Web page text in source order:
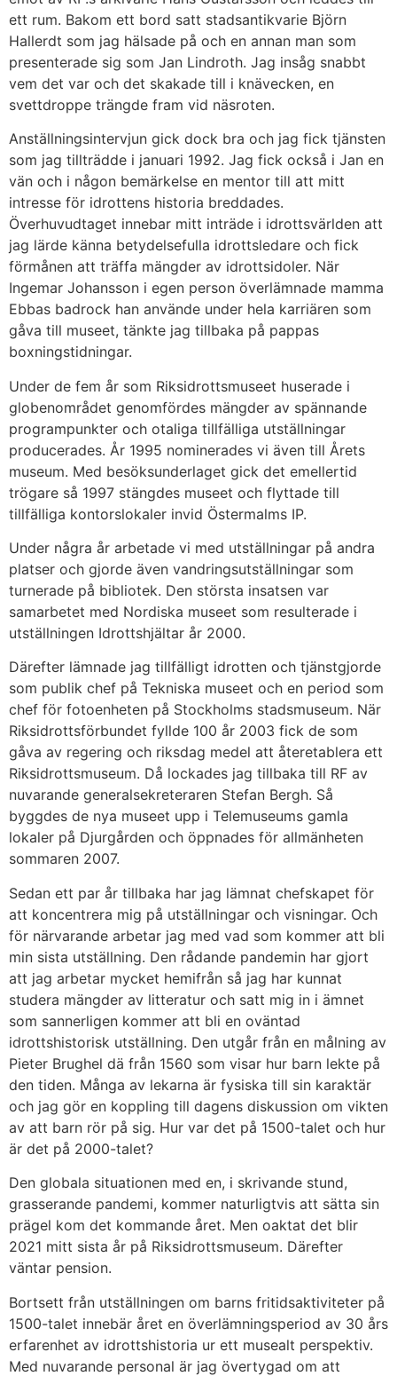
ett rum. Bakom ett bord satt stadsantikvarie Björn
Hallerdt som jag hälsade på och en annan man som
presenterade sig som Jan Lindroth. Jag insåg snabbt
vem det var och det skakade till i knävecken, en
svettdroppe trängde fram vid näsroten.
Anställningsintervjun gick dock bra och jag fick tjänsten
som jag tillträdde i januari 1992. Jag fick också i Jan en
vän och i någon bemärkelse en mentor till att mitt
intresse för idrottens historia breddades.
Överhuvudtaget innebar mitt inträde i idrottsvärlden att
jag lärde känna betydelsefulla idrottsledare och fick
förmånen att träffa mängder av idrottsidoler. När
Ingemar Johansson i egen person överlämnade mamma
Ebbas badrock han använde under hela karriären som
gåva till museet, tänkte jag tillbaka på pappas
boxningstidningar.
Under de fem år som Riksidrottsmuseet huserade i
globenområdet genomfördes mängder av spännande
programpunkter och otaliga tillfälliga utställningar
producerades. År 1995 nominerades vi även till Årets
museum. Med besöksunderlaget gick det emellertid
trögare så 1997 stängdes museet och flyttade till
tillfälliga kontorslokaler invid Östermalms IP.
Under några år arbetade vi med utställningar på andra
platser och gjorde även vandringsutställningar som
turnerade på bibliotek. Den största insatsen var
samarbetet med Nordiska museet som resulterade i
utställningen Idrottshjältar år 2000.
Därefter lämnade jag tillfälligt idrotten och tjänstgjorde
som publik chef på Tekniska museet och en period som
chef för fotoenheten på Stockholms stadsmuseum. När
Riksidrottsförbundet fyllde 100 år 2003 fick de som
gåva av regering och riksdag medel att återetablera ett
Riksidrottsmuseum. Då lockades jag tillbaka till RF av
nuvarande generalsekreteraren Stefan Bergh. Så
byggdes de nya museet upp i Telemuseums gamla
lokaler på Djurgården och öppnades för allmänheten
sommaren 2007.
Sedan ett par år tillbaka har jag lämnat chefskapet för
att koncentrera mig på utställningar och visningar. Och
för närvarande arbetar jag med vad som kommer att bli
min sista utställning. Den rådande pandemin har gjort
att jag arbetar mycket hemifrån så jag har kunnat
studera mängder av litteratur och satt mig in i ämnet
som sannerligen kommer att bli en oväntad
idrottshistorisk utställning. Den utgår från en målning av
Pieter Brughel dä från 1560 som visar hur barn lekte på
den tiden. Många av lekarna är fysiska till sin karaktär
och jag gör en koppling till dagens diskussion om vikten
av att barn rör på sig. Hur var det på 1500-talet och hur
är det på 2000-talet?
Den globala situationen med en, i skrivande stund,
grasserande pandemi, kommer naturligtvis att sätta sin
prägel kom det kommande året. Men oaktat det blir
2021 mitt sista år på Riksidrottsmuseum. Därefter
väntar pension.
Bortsett från utställningen om barns fritidsaktiviteter på
1500-talet innebär året en överlämningsperiod av 30 års
erfarenhet av idrottshistoria ur ett musealt perspektiv.
Med nuvarande personal är jag övertygad om att